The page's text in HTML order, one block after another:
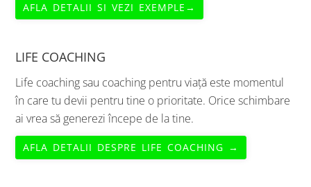
AFLA DETALII SI VEZI EXEMPLE→
LIFE COACHING
Life coaching sau coaching pentru viață este momentul
în care tu devii pentru tine o prioritate. Orice schimbare
ai vrea să generezi începe de la tine.
AFLA DETALII DESPRE LIFE COACHING →